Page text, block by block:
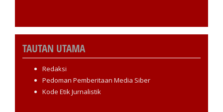
TAUTAN UTAMA
Redaksi
Pedoman Pemberitaan Media Siber
Kode Etik Jurnalistik